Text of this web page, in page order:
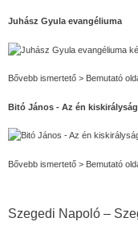
Juhász Gyula evangéliuma
Bővebb ismertető > Bemutató
Bitó János - Az én
Bővebb ismertető > Bemutató
Szegedi Napoló –